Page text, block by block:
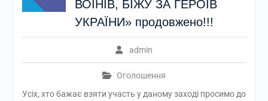
ВОЇНІВ, БІЖУ ЗА ГЕРОЇВ
УКРАЇНИ» продовжено!!!
admin
Оголошення
Усіх, хто бажає взяти участь у даному заході просимо до